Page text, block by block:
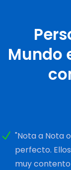
Mundo
"Nota a Nota
perfecto.
muy